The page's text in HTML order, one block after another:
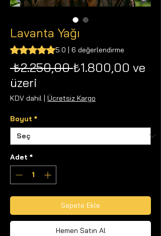
Lavanta Yağı
6 değerlendirmeye göre beş yıldız
5.0 | 6 değerlendirme
₺2.250,00 Normal
₺1.800,00 ve
üzeri
Fiyat
KDV dahil | Ücretsiz Kargo
Boyut *
Adet *
Sepete Ekle
Hemen Satın Al